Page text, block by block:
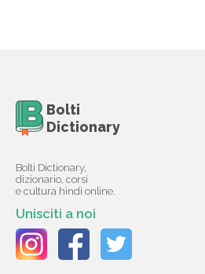
Bolti
Dictionary
Bolti Dictionary,
dizionario, corsi
e cultura hindi online.
Unisciti a noi